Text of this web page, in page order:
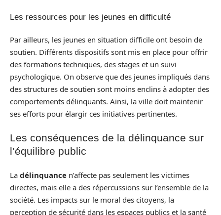
Les ressources pour les jeunes en difficulté
Par ailleurs, les jeunes en situation difficile ont besoin de
soutien. Différents dispositifs sont mis en place pour offrir
des formations techniques, des stages et un suivi
psychologique. On observe que des jeunes impliqués dans
des structures de soutien sont moins enclins à adopter des
comportements délinquants. Ainsi, la ville doit maintenir
ses efforts pour élargir ces initiatives pertinentes.
Les conséquences de la délinquance sur
l’équilibre public
La délinquance n’affecte pas seulement les victimes
directes, mais elle a des répercussions sur l’ensemble de la
société. Les impacts sur le moral des citoyens, la
perception de sécurité dans les espaces publics et la santé